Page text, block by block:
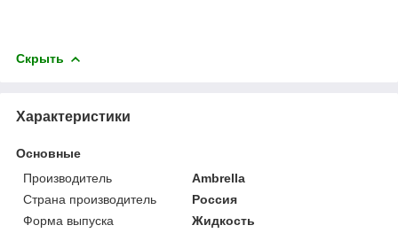
Скрыть
Характеристики
Основные
Производитель
Ambrella
Страна производитель
Россия
Форма выпуска
Жидкость